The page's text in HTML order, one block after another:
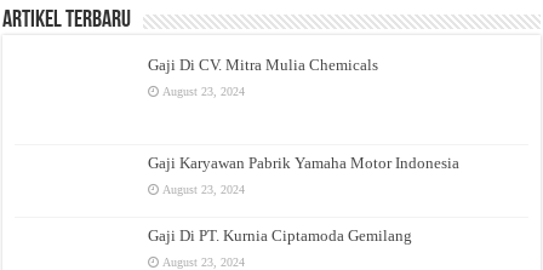
Artikel Terbaru
Gaji Di CV. Mitra Mulia Chemicals
August 23, 2024
Gaji Karyawan Pabrik Yamaha Motor Indonesia
August 23, 2024
Gaji Di PT. Kurnia Ciptamoda Gemilang
August 23, 2024